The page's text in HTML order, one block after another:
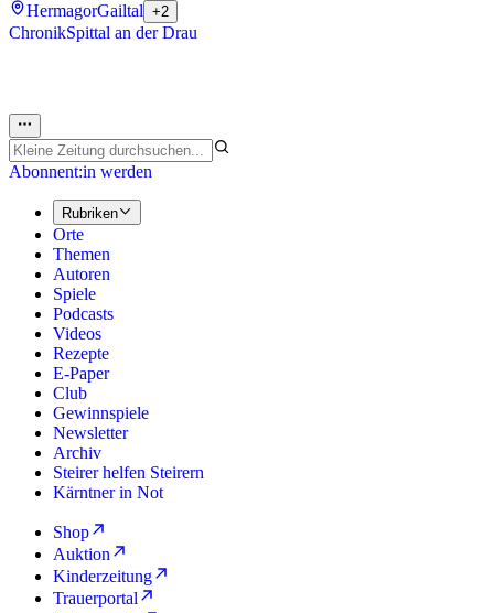
HermagorGailtal +2
ChronikSpittal an der Drau
Abonnent:in werden
Rubriken
Orte
Themen
Autoren
Spiele
Podcasts
Videos
Rezepte
E-Paper
Club
Gewinnspiele
Newsletter
Archiv
Steirer helfen Steirern
Kärntner in Not
Shop
Auktion
Kinderzeitung
Trauerportal